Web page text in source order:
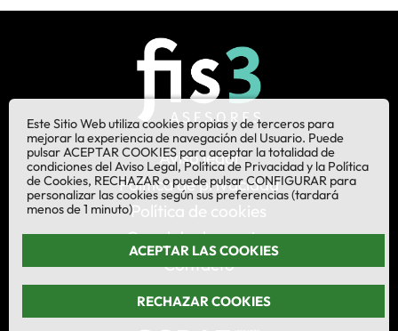
Aviso legal
Política de privacidad
Política de cookies
Canal de denuncias
Contacto
¡Síganos en LinkedIn!
Este Sitio Web utiliza cookies propias y de terceros para
mejorar la experiencia de navegación del Usuario. Puede
pulsar ACEPTAR COOKIES para aceptar la totalidad de
condiciones del Aviso Legal, Política de Privacidad y la Política
de Cookies, RECHAZAR o puede pulsar CONFIGURAR para
personalizar las cookies según sus preferencias (tardará
menos de 1 minuto)
ACEPTAR LAS COOKIES
RECHAZAR COOKIES